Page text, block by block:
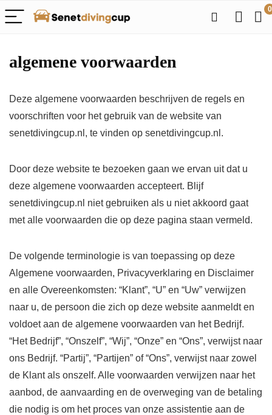
0
algemene voorwaarden
Deze algemene voorwaarden beschrijven de regels en
voorschriften voor het gebruik van de website van
senetdivingcup.nl, te vinden op senetdivingcup.nl.
Door deze website te bezoeken gaan we ervan uit dat u
deze algemene voorwaarden accepteert. Blijf
senetdivingcup.nl niet gebruiken als u niet akkoord gaat
met alle voorwaarden die op deze pagina staan ​​vermeld.
De volgende terminologie is van toepassing op deze
Algemene voorwaarden, Privacyverklaring en Disclaimer
en alle Overeenkomsten: “Klant”, “U” en “Uw” verwijzen
naar u, de persoon die zich op deze website aanmeldt en
voldoet aan de algemene voorwaarden van het Bedrijf.
“Het Bedrijf”, “Onszelf”, “Wij”, “Onze” en “Ons”, verwijst naar
ons Bedrijf. “Partij”, “Partijen” of “Ons”, verwijst naar zowel
de Klant als onszelf. Alle voorwaarden verwijzen naar het
aanbod, de aanvaarding en de overweging van de betaling
die nodig is om het proces van onze assistentie aan de